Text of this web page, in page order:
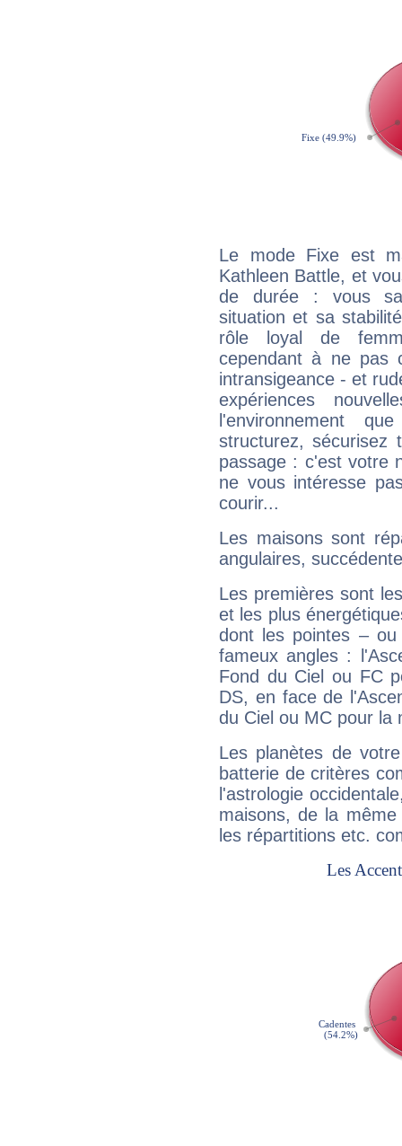
Le mode Fixe est
Kathleen Battle, et
de durée : vous
situation et sa
rôle loyal de
cependant à ne pas
intransigeance - et
expériences
l'environnement
structurez, sécurisez
passage : c'est votre
ne vous intéresse
courir...
Les maisons sont
angulaires,
Les premières sont
et les plus
dont les pointes –
fameux angles :
Fond du Ciel ou FC
DS, en face de
du Ciel ou MC pour la
Les planètes de
batterie de critères
l'astrologie
maisons, de la
les répartitions etc.